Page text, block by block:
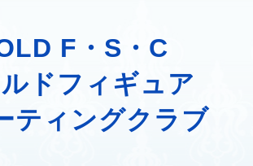
F・S・C
ドフィギュア
ティングクラブ